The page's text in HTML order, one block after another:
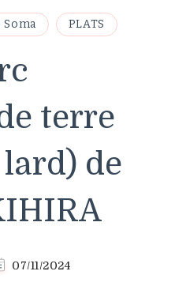
Soma PLATS
terre
de
07/11/2024